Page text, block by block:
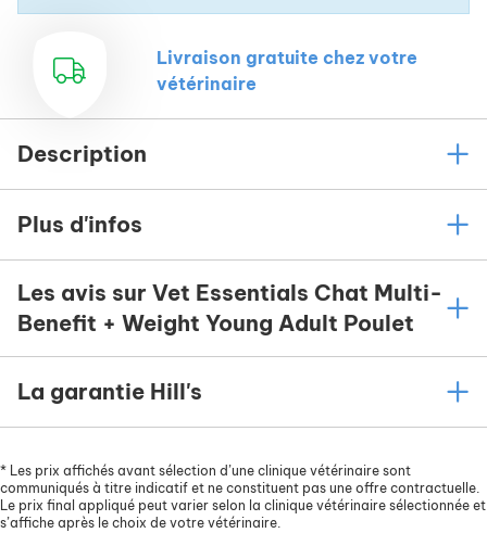
Livraison gratuite chez votre
vétérinaire
Description
Plus d'infos
Les avis sur Vet Essentials Chat Multi-
Benefit + Weight Young Adult Poulet
La garantie Hill's
* Les prix affichés avant sélection d’une clinique vétérinaire sont
communiqués à titre indicatif et ne constituent pas une offre contractuelle.
Le prix final appliqué peut varier selon la clinique vétérinaire sélectionnée et
s’affiche après le choix de votre vétérinaire.